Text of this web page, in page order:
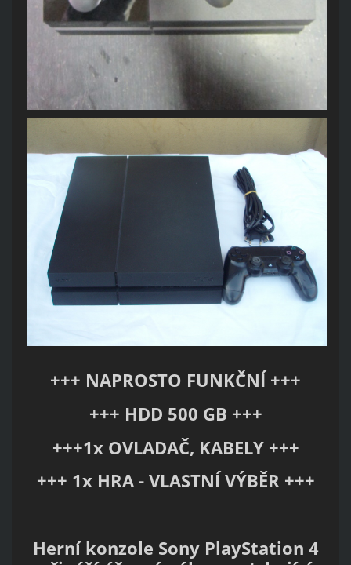
+++ NAPROSTO FUNKČNÍ +++
+++ HDD 500 GB +++
+++1x OVLADAČ, KABELY +++
+++ 1x HRA - VLASTNÍ VÝBĚR +++
Herní konzole Sony PlayStation 4